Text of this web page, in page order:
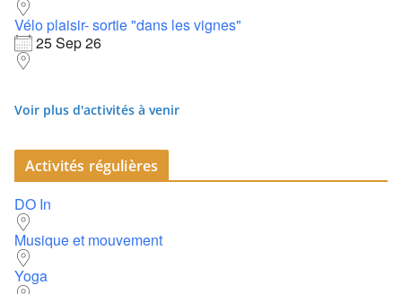
Vélo plaisir- sortie "dans les vignes"
25 Sep 26
Voir plus d'activités à venir
Activités régulières
DO In
Musique et mouvement
Yoga